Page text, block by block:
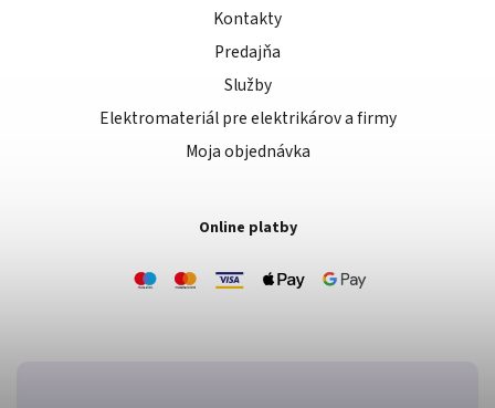
Kontakty
Predajňa
Služby
Elektromateriál pre elektrikárov a firmy
Moja objednávka
Online platby